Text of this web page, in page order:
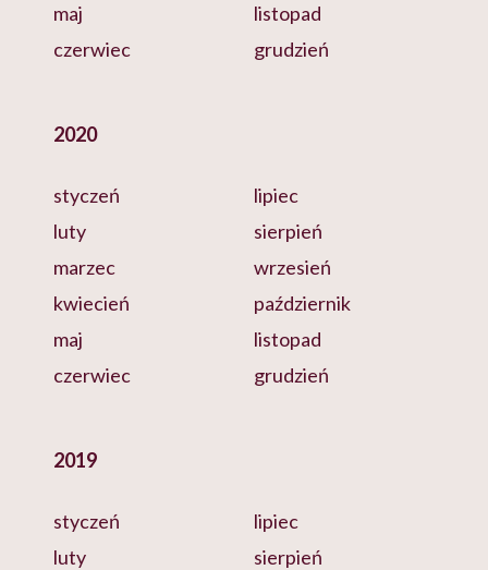
maj
czerwiec
listopad
grudzień
2020
styczeń
luty
marzec
kwiecień
maj
czerwiec
lipiec
sierpień
wrzesień
październik
listopad
grudzień
2019
styczeń
luty
lipiec
sierpień